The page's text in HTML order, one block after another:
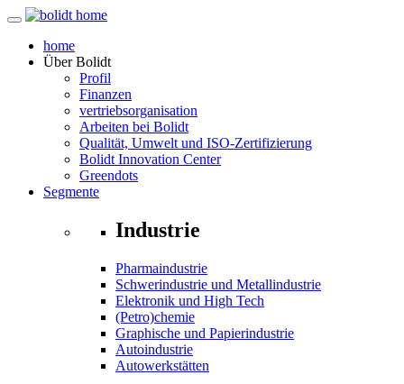
home
ÜberBolidt
Profil
Finanzen
vertriebsorganisation
Arbeiten bei Bolidt
Qualität, Umwelt und ISO-Zertifizierung
Bolidt Innovation Center
Greendots
Segmente
Industrie
Pharmaindustrie
Schwerindustrie und Metallindustrie
Elektronik und High Tech
(Petro)chemie
Graphische und Papierindustrie
Autoindustrie
Autowerkstätten